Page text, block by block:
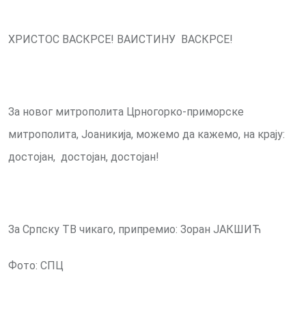
ХРИСТОС ВАСКРСЕ! ВАИСТИНУ ВАСКРСЕ!
За новог митрополита Црногорко-приморске
митрополита, Јоаникија, можемо да кажемо, на крају:
достојан, достојан, достојан!
За Српску ТВ чикаго, припремио: Зоран ЈАКШИЋ
Фото: СПЦ